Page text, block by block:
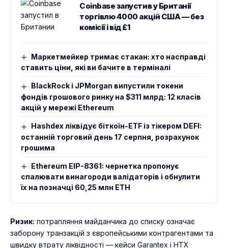
Coinbase запустив у Британії
торгівлю 4000 акцій США — без
комісії і від £1
Маркетмейкер тримає стакан: хто насправді
ставить ціни, які ви бачите в терміналі
BlackRock і JPMorgan випустили токени
фондів грошового ринку на $311 млрд: 12 класів
акцій у мережі Ethereum
Hashdex ліквідує біткоїн-ETF із тікером DEFI:
останній торговий день 17 серпня, розрахунок
грошима
Ethereum EIP-8361: чернетка пропонує
спалювати винагороди валідаторів і обнулити
їх на позначці 60,25 млн ETH
Ризик: потрапляння майданчика до списку означає
заборону транзакцій з європейськими контрагентами та
швидку втрату ліквідності — кейси Garantex і HTX